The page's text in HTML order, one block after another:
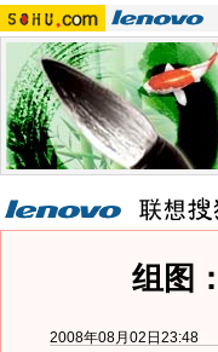
组图
2008年08月02日23:48